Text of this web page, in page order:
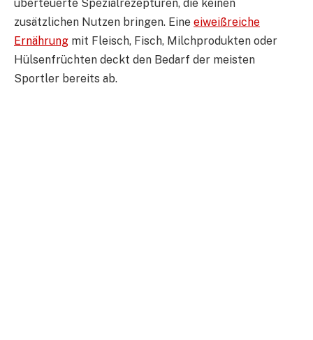
überteuerte Spezialrezepturen, die keinen
zusätzlichen Nutzen bringen. Eine eiweißreiche
Ernährung mit Fleisch, Fisch, Milchprodukten oder
Hülsenfrüchten deckt den Bedarf der meisten
Sportler bereits ab.